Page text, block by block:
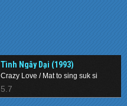
Tình Ngây Dại (1993)
Crazy Love / Mat to sing suk si
5.7